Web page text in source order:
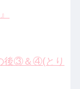
後③＆④(とり